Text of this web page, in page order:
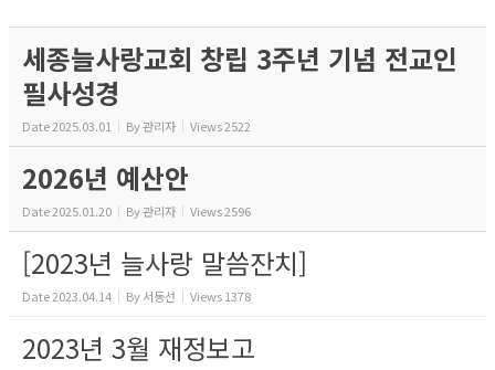
세종늘사랑교회 창립 3주년 기념 전교인
필사성경
Date2025.03.01 By관리자 Views2522
2026년 예산안
Date2025.01.20 By관리자 Views2596
[2023년 늘사랑 말씀잔치]
Date2023.04.14 By서동선 Views1378
2023년 3월 재정보고